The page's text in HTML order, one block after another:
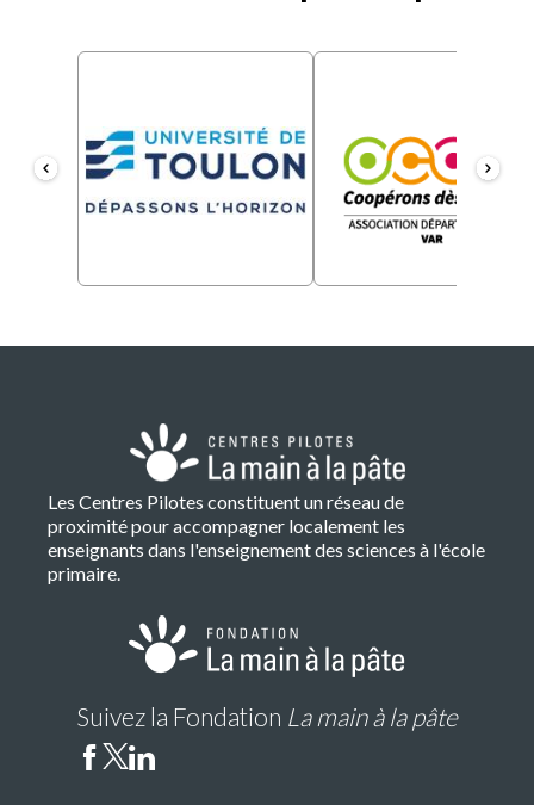
Les Centres Pilotes constituent un réseau de
proximité pour accompagner localement les
enseignants dans l'enseignement des sciences à l'école
primaire.
Suivez la Fondation La main à la pâte